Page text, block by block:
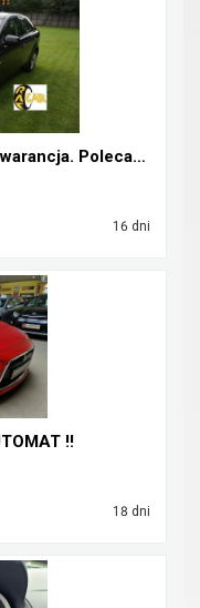
Mitsubishi Lancer z Niemiec. Gwarancja. Polecam !!...
16 dni
!!
18 dni